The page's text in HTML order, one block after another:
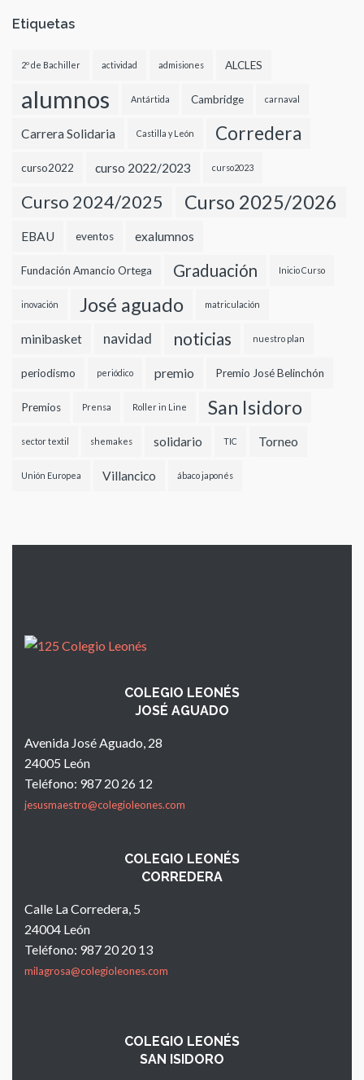
Etiquetas
2º de Bachiller actividad admisiones ALCLES
alumnos Antártida Cambridge carnaval
Carrera Solidaria Castilla y León Corredera
curso2022 curso 2022/2023 curso2023
Curso 2024/2025 Curso 2025/2026
EBAU eventos exalumnos
Fundación Amancio Ortega Graduación Inicio Curso
inovación José aguado matriculación
minibasket navidad noticias nuestro plan
periodismo periódico premio Premio José Belinchón
Premios Prensa Roller in Line San Isidoro
sector textil shemakes solidario TIC Torneo
Unión Europea Villancico ábaco japonés
COLEGIO LEONÉS
JOSÉ AGUADO
Avenida José Aguado, 28
24005 León
Teléfono: 987 20 26 12
jesusmaestro@colegioleones.com
COLEGIO LEONÉS
CORREDERA
Calle La Corredera, 5
24004 León
Teléfono: 987 20 20 13
milagrosa@colegioleones.com
COLEGIO LEONÉS
SAN ISIDORO